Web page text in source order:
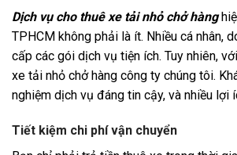
Dịch vụ cho thuê xe tải nhỏ chở hàng
TPHCM không phải là ít. Nhiều cá nhân,
cấp các gói dịch vụ tiện ích. Tuy nhiên,
xe tải nhỏ chở hàng công ty chúng tôi.
nghiệm dịch vụ đáng tin cậy, và nhiều lợi
Tiết kiệm chi phí vận chuyển